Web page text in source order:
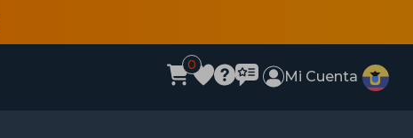
0
Mi Cuenta